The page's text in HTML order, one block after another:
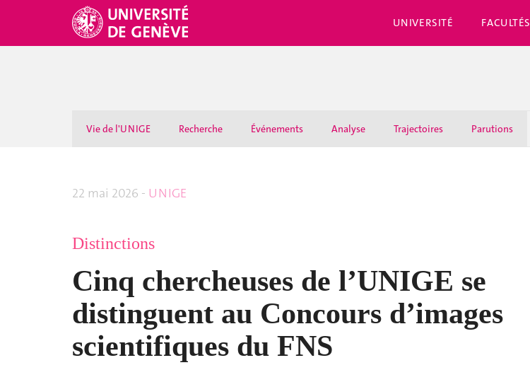
UNIVERSITÉ FACULTÉS
Vie de l'UNIGE Recherche Événements Analyse Trajectoires Parutions
22 mai 2026 - UNIGE
Distinctions
Cinq chercheuses de l’UNIGE se
distinguent au Concours d’images
scientifiques du FNS